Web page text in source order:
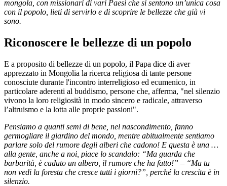
mongola, con missionari di vari Paesi che si sentono un’unica cosa
con il popolo, lieti di servirlo e di scoprire le bellezze che già vi
sono.
Riconoscere le bellezze di un popolo
E a proposito di bellezze di un popolo, il Papa dice di aver
apprezzato in Mongolia la ricerca religiosa di tante persone
conosciute durante l'incontro interreligioso ed ecumenico, in
particolare aderenti al buddismo, persone che, afferma, "nel silenzio
vivono la loro religiosità in modo sincero e radicale, attraverso
l’altruismo e la lotta alle proprie passioni".
Pensiamo a quanti semi di bene, nel nascondimento, fanno
germogliare il giardino del mondo, mentre abitualmente sentiamo
parlare solo del rumore degli alberi che cadono! E questa è una …
alla gente, anche a noi, piace lo scandalo: “Ma guarda che
barbarità, è caduto un albero, il rumore che ha fatto!” – “Ma tu
non vedi la foresta che cresce tutti i giorni?”, perché la crescita è in
silenzio.